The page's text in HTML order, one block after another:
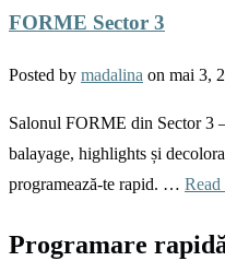
FORME Sector 3
Posted by madalina on mai 3,
Salonul FORME din Sector 3
balayage, highlights și
programează-te rapid. …
Programare